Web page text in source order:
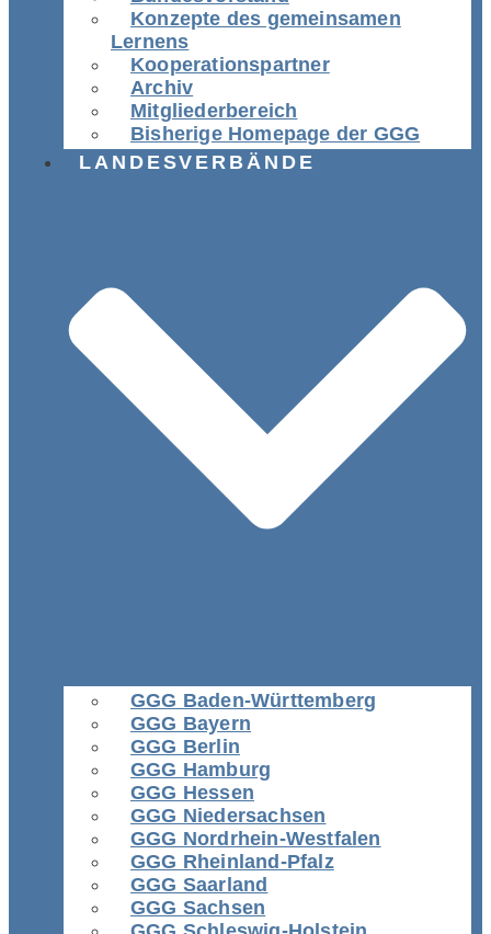
Konzepte des gemeinsamen
Lernens
Kooperationspartner
Archiv
Mitgliederbereich
Bisherige Homepage der GGG
LANDESVERBÄNDE
GGG Baden-Württemberg
GGG Bayern
GGG Berlin
GGG Hamburg
GGG Hessen
GGG Niedersachsen
GGG Nordrhein-Westfalen
GGG Rheinland-Pfalz
GGG Saarland
GGG Sachsen